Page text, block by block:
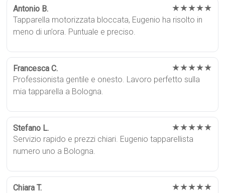
Antonio B. ★★★★★
Tapparella motorizzata bloccata, Eugenio ha risolto in
meno di un’ora. Puntuale e preciso.
Francesca C. ★★★★★
Professionista gentile e onesto. Lavoro perfetto sulla
mia tapparella a Bologna.
Stefano L. ★★★★★
Servizio rapido e prezzi chiari. Eugenio tapparellista
numero uno a Bologna.
Chiara T. ★★★★★